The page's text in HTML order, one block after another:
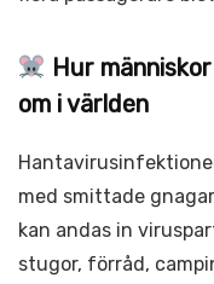
Hur
om i världen
med smittade
kan andas in
stugor, förråd,